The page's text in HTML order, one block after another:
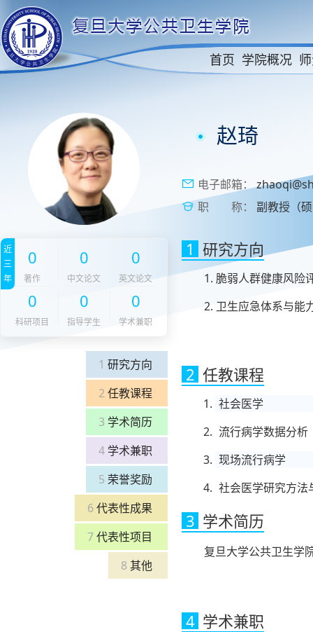
首页 学院概况
近
三
年
0
著作
0
中文论文
0
英文论文
0
科研项目
0
指导学生
0
学术兼职
1 研究方向
2任教课程
3 学术简历
4 学术兼职
5 荣誉奖励
6代表性成果
7代表性项目
8 其他
赵琦
电子邮箱：
职 称：
副教授（
1 研究方向
1. 脆弱人群健康风险
2. 卫生应急体系与能
2 任教课程
社会医学
流行病学数据分析
现场流行病学
社会医学研究方法
3 学术简历
复旦大学公共卫生学
4 学术兼职